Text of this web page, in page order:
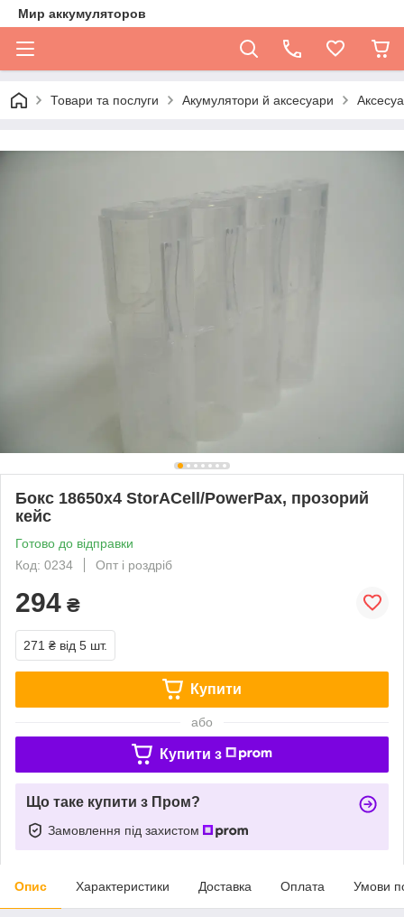
Мир аккумуляторов
Товари та послуги Акумулятори й аксесуари
Бокс 18650x4 StorACell/PowerPax, прозорий
кейс
Готово до відправки
Код: 0234
Опт і роздріб
294 ₴
271 ₴ від 5 шт.
Купити
або
Купити з
Що таке купити з Пром?
Замовлення під захистом
Опис Характеристики Доставка Оплата Умови